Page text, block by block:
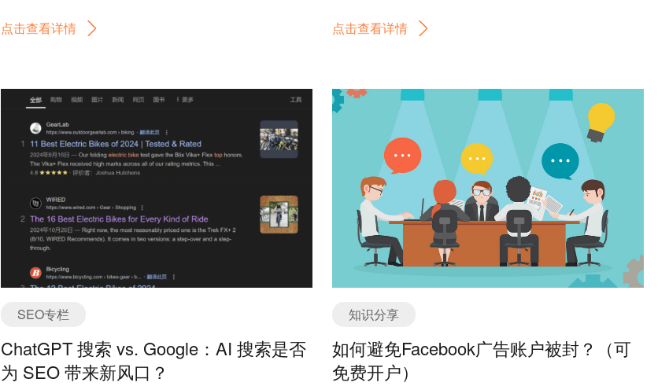
海市场，可是，我们遇到了蓝海，你是否真的做好了准
错。对于外贸企业，你看到的仅仅只是你局限于见到的
客户，局限于你自己销售思路和方法，贸易是一门学
问，如果你没有尝试市面上所有行之有效的方法，如果
你没有很深的扎根进市场，你是不知道如何做外贸的，
尽管你觉得你懂外贸。和很多高级外贸玩家，哪家不是
销售投入几百万，销售额几十亿美金的外贸企业交流，
看上去很难，但是，好像又很简单，今天告诉你无数个
蓝海中的一个，掌握了这门技巧，你比别人，会好一
点。 最近和facebook总部的人交流，我问了很多问题，
概括起来有以下：第一，Facebook有多少用户，主要分
布在哪些国家。第二，facebook对客户是否有精准划
分。第三，如何有效的把facebook粉丝转换为用户，转
第七，我应该有问了几十个问题，我简单的分享下前面
的几个问题，这不是一个广告，如果你认为它是一个广
点击查看详情
依然对影响谷歌SEO有影响的大约100个因素，六千字
点击查看详情
SEO专栏
ChatGPT 搜索 vs. Google：AI 搜索是否
为 SEO 带来新风口？
知识分享
如何避免Facebook广告账户被封？（可
免费开户）